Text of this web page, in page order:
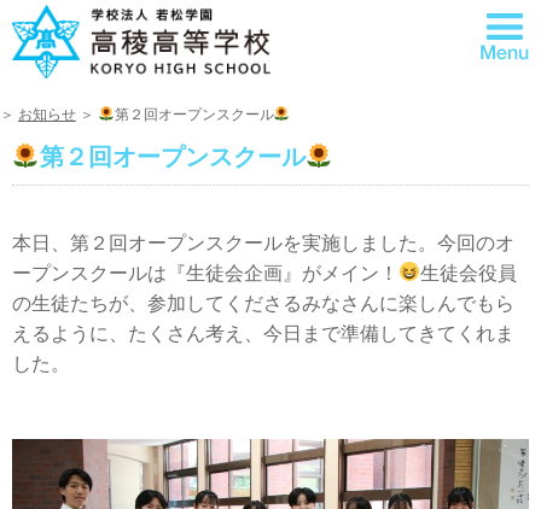
＞ お知らせ ＞ 第２回オープンスクール
第２回オープンスクール
本日、第２回オープンスクールを実施しました。今回のオ
ープンスクールは『生徒会企画』がメイン！
生徒会役員
の生徒たちが、参加してくださるみなさんに楽しんでもら
えるように、たくさん考え、今日まで準備してきてくれま
した。